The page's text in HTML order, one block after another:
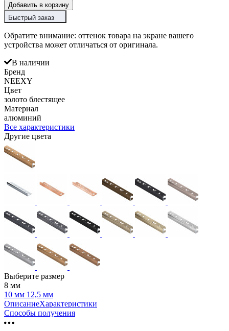
Добавить в корзину
Быстрый заказ
Обратите внимание: оттенок товара на экране вашего
устройства может отличаться от оригинала.
В наличии
Бренд
NEEXY
Цвет
золото блестящее
Материал
алюминий
Все характеристики
Другие цвета
Выберите размер
8 мм
10 мм 12,5 мм
ОписаниеХарактеристики
Способы получения